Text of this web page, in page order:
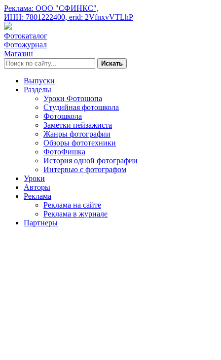
Реклама: ООО "СФИНКС",
ИНН: 7801222400, erid: 2VfnxvVTLhP
Фотокаталог
Фотожурнал
Магазин
Искать
Выпуски
Разделы
Уроки Фотошопа
Студийная фотошкола
Фотошкола
Заметки пейзажиста
Жанры фотографии
Обзоры фототехники
ФотоФишка
История одной фотографии
Интервью с фотографом
Уроки
Авторы
Реклама
Реклама на сайте
Реклама в журнале
Партнеры